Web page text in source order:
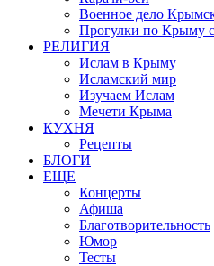
Военное дело
Прогулки по Крыму
РЕЛИГИЯ
Ислам в Крыму
Исламский мир
Изучаем Ислам
Мечети Крыма
КУХНЯ
Рецепты
БЛОГИ
ЕЩЕ
Концерты
Афиша
Благотворительность
Юмор
Тесты